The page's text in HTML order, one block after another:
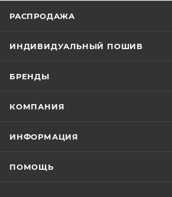
РАСПРОДАЖА
ИНДИВИДУАЛЬНЫЙ ПОШИВ
БРЕНДЫ
КОМПАНИЯ
ИНФОРМАЦИЯ
ПОМОЩЬ